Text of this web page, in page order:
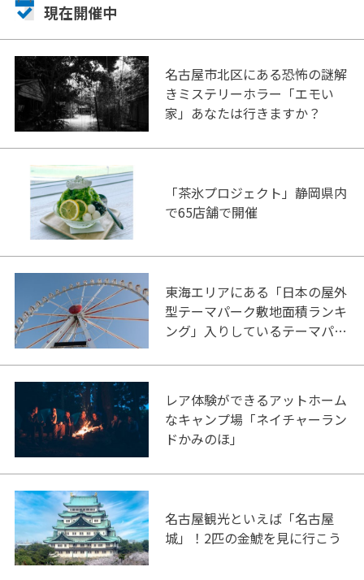
現在開催中
名古屋市北区にある恐怖の謎解
きミステリーホラー「エモい
家」あなたは行きますか？
「茶氷プロジェクト」静岡県内
で65店舗で開催
東海エリアにある「日本の屋外
型テーマパーク敷地面積ランキ
ング」入りしているテーマパー
レア体験ができるアットホーム
なキャンプ場「ネイチャーラン
ドかみのほ」
名古屋観光といえば「名古屋
城」！2匹の金鯱を見に行こう